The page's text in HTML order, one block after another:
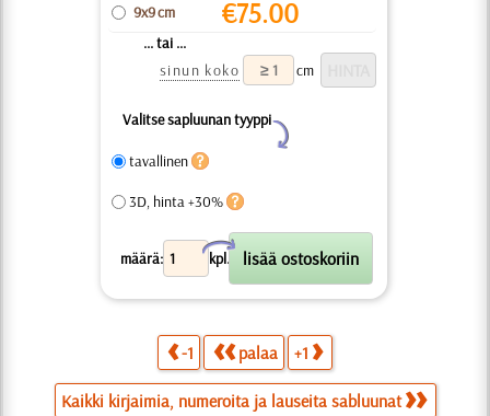
9x9 cm €75.00
... tai ...
sinun koko
cm
Valitse sapluunan tyyppi
Y
tavallinen
3D, hinta +30%
määrä: kpl.
X
-1 palaa +1
Kaikki kirjaimia, numeroita ja lauseita sabluunat